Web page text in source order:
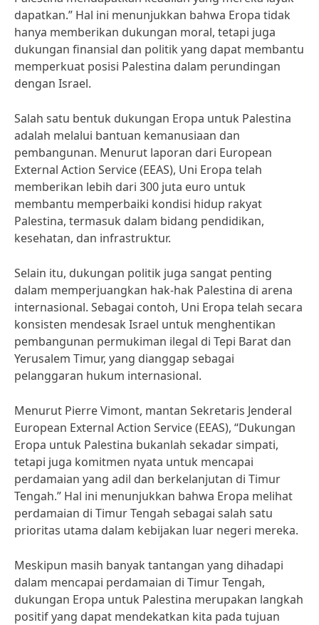
dapatkan.” Hal ini menunjukkan bahwa Eropa tidak
hanya memberikan dukungan moral, tetapi juga
dukungan finansial dan politik yang dapat membantu
memperkuat posisi Palestina dalam perundingan
dengan Israel.
Salah satu bentuk dukungan Eropa untuk Palestina
adalah melalui bantuan kemanusiaan dan
pembangunan. Menurut laporan dari European
External Action Service (EEAS), Uni Eropa telah
memberikan lebih dari 300 juta euro untuk
membantu memperbaiki kondisi hidup rakyat
Palestina, termasuk dalam bidang pendidikan,
kesehatan, dan infrastruktur.
Selain itu, dukungan politik juga sangat penting
dalam memperjuangkan hak-hak Palestina di arena
internasional. Sebagai contoh, Uni Eropa telah secara
konsisten mendesak Israel untuk menghentikan
pembangunan permukiman ilegal di Tepi Barat dan
Yerusalem Timur, yang dianggap sebagai
pelanggaran hukum internasional.
Menurut Pierre Vimont, mantan Sekretaris Jenderal
European External Action Service (EEAS), “Dukungan
Eropa untuk Palestina bukanlah sekadar simpati,
tetapi juga komitmen nyata untuk mencapai
perdamaian yang adil dan berkelanjutan di Timur
Tengah.” Hal ini menunjukkan bahwa Eropa melihat
perdamaian di Timur Tengah sebagai salah satu
prioritas utama dalam kebijakan luar negeri mereka.
Meskipun masih banyak tantangan yang dihadapi
dalam mencapai perdamaian di Timur Tengah,
dukungan Eropa untuk Palestina merupakan langkah
positif yang dapat mendekatkan kita pada tujuan